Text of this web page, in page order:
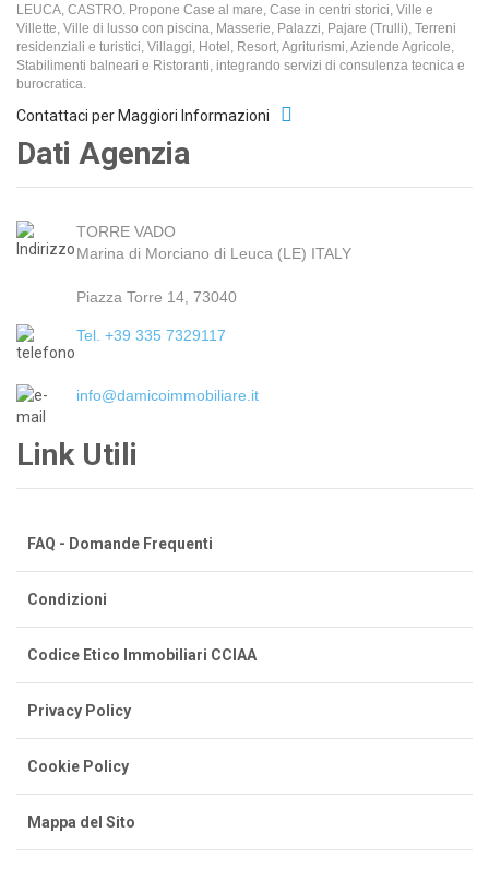
LEUCA, CASTRO. Propone Case al mare, Case in centri storici, Ville e
Villette, Ville di lusso con piscina, Masserie, Palazzi, Pajare (Trulli), Terreni
residenziali e turistici, Villaggi, Hotel, Resort, Agriturismi, Aziende Agricole,
Stabilimenti balneari e Ristoranti, integrando servizi di consulenza tecnica e
burocratica.
Contattaci per Maggiori Informazioni
Dati Agenzia
TORRE VADO
Marina di Morciano di Leuca (LE) ITALY
Piazza Torre 14, 73040
Tel. +39 335 7329117
info@damicoimmobiliare.it
Link Utili
FAQ - Domande Frequenti
Condizioni
Codice Etico Immobiliari CCIAA
Privacy Policy
Cookie Policy
Mappa del Sito